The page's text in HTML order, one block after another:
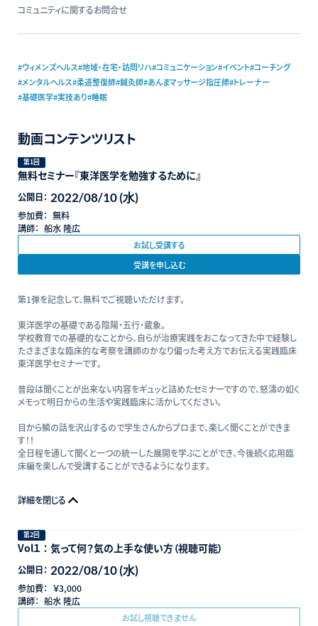
コミュニティに関するお問合せ
#ウィメンズヘルス#地域・在宅・訪問リハ#コミュニケーション#イベント#コーチング
#メンタルヘルス#柔道整復師#鍼灸師#あんまマッサージ指圧師#トレーナー
#基礎医学#実技あり#睡眠
動画コンテンツリスト
第1回
無料セミナー『東洋医学を勉強するために』
公開日： 2022/08/10 (水)
参加費： 無料
講師： 船水 隆広
お試し受講する
受講を申し込む
第1弾を記念して、無料でご視聴いただけます。
東洋医学の基礎である陰陽・五行・蔵象。
学校教育での基礎的なことから、自らが治療実践をおこなってきた中で経験し
たさまざまな臨床的な考察を講師のかなり偏った考え方でお伝える実践臨床
東洋医学セミナーです。
普段は聞くことが出来ない内容をギュッと詰めたセミナーですので、怒濤の如く
メモって明日からの生活や実践臨床に活かしてください。
目から鱗の話を沢山するので学生さんからプロまで、楽しく聞くことができま
す！！
全日程を通して聞くと一つの統一した展開を学ぶことができ、今後続く応用臨
床編を楽しんで受講することができるようになります。
詳細を閉じる
第2回
Vol１ ： 気って何？気の上手な使い方（視聴可能）
公開日： 2022/08/10 (水)
参加費： ￥3,000
講師： 船水 隆広
お試し視聴できません